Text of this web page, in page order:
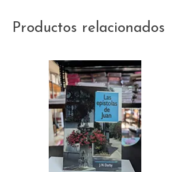
Productos relacionados